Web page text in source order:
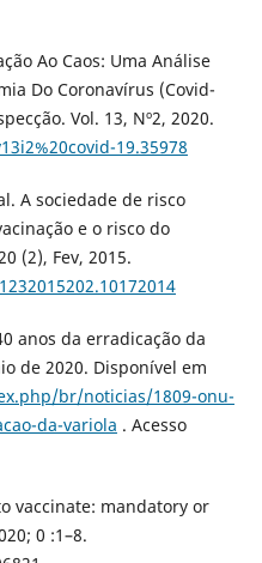
Ao Caos: Uma Análise
Do Coronavírus (Covid-
Vol. 13, Nº2, 2020.
19.35978
A sociedade de risco
e o risco do
(2), Fev, 2015.
anos da erradicação da
de 2020. Disponível em
br/noticias/1809-onu-
da-variola . Acesso
to vaccinate: mandatory or
0 :1–8.